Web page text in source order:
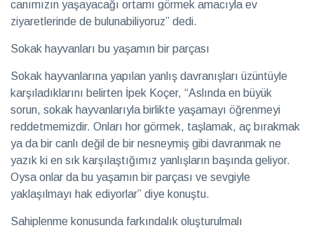
canımızın yaşayacağı ortamı görmek amacıyla ev
ziyaretlerinde de bulunabiliyoruz” dedi.
Sokak hayvanları bu yaşamın bir parçası
Sokak hayvanlarına yapılan yanlış davranışları üzüntüyle
karşıladıklarını belirten İpek Koçer, “Aslında en büyük
sorun, sokak hayvanlarıyla birlikte yaşamayı öğrenmeyi
reddetmemizdir. Onları hor görmek, taşlamak, aç bırakmak
ya da bir canlı değil de bir nesneymiş gibi davranmak ne
yazık ki en sık karşılaştığımız yanlışların başında geliyor.
Oysa onlar da bu yaşamın bir parçası ve sevgiyle
yaklaşılmayı hak ediyorlar” diye konuştu.
Sahiplenme konusunda farkındalık oluşturulmalı